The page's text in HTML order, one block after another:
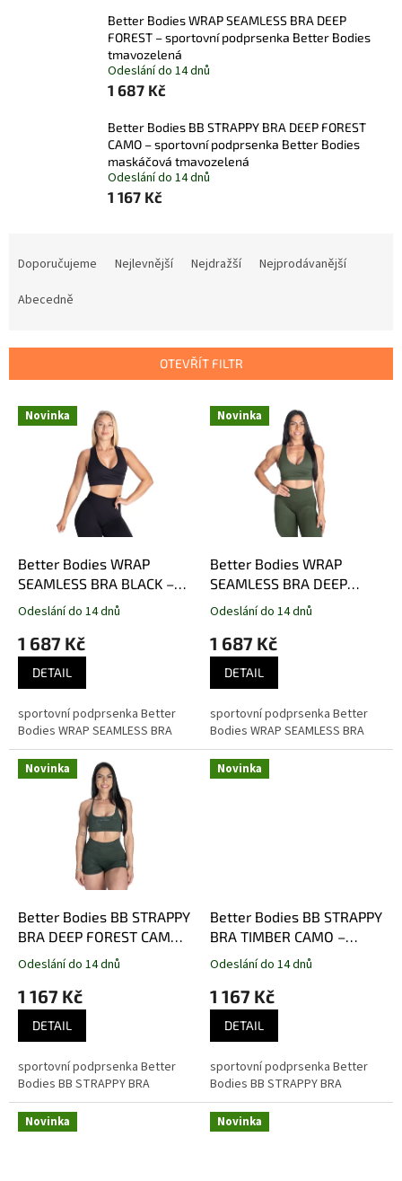
Better Bodies WRAP SEAMLESS BRA DEEP
FOREST – sportovní podprsenka Better Bodies
tmavozelená
Odeslání do 14 dnů
1 687 Kč
Better Bodies BB STRAPPY BRA DEEP FOREST
CAMO – sportovní podprsenka Better Bodies
maskáčová tmavozelená
Odeslání do 14 dnů
1 167 Kč
r
Doporučujeme Nejlevnější Nejdražší
Nejprodávanější
Abecedně
OTEVŘÍT FILTR
V Novinka
Better Bodies WRAP
SEAMLESS BRA BLACK –
sportovní podprsenka
Odeslání do 14 dnů
1 687 Kč
DETAIL
sportovní podprsenka Better
Bodies WRAP SEAMLESS BRA
Novinka
Better Bodies WRAP
SEAMLESS BRA DEEP
FOREST – sportovní
tmavozelená
Odeslání do 14 dnů
1 687 Kč
DETAIL
sportovní podprsenka Better
Bodies WRAP SEAMLESS BRA
Novinka
Better Bodies BB STRAPPY
BRA DEEP FOREST CAMO –
sportovní podprsenka
tmavozelená
Odeslání do 14 dnů
1 167 Kč
DETAIL
sportovní podprsenka Better
Bodies BB STRAPPY BRA
Novinka
Better Bodies BB STRAPPY
BRA TIMBER CAMO –
sportovní podprsenka
hnědá
Odeslání do 14 dnů
1 167 Kč
DETAIL
sportovní podprsenka Better
Bodies BB STRAPPY BRA
Novinka Novinka